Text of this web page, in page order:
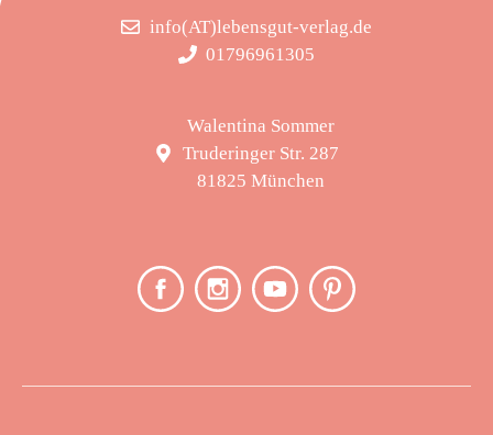
info(AT)lebensgut-verlag.de
01796961305
Walentina Sommer
Truderinger Str. 287
81825 München